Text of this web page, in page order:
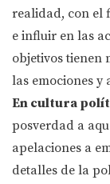
realidad, con el
e influir en las
objetivos tienen
las emociones y
En cultura
posverdad a
apelaciones a
detalles de la